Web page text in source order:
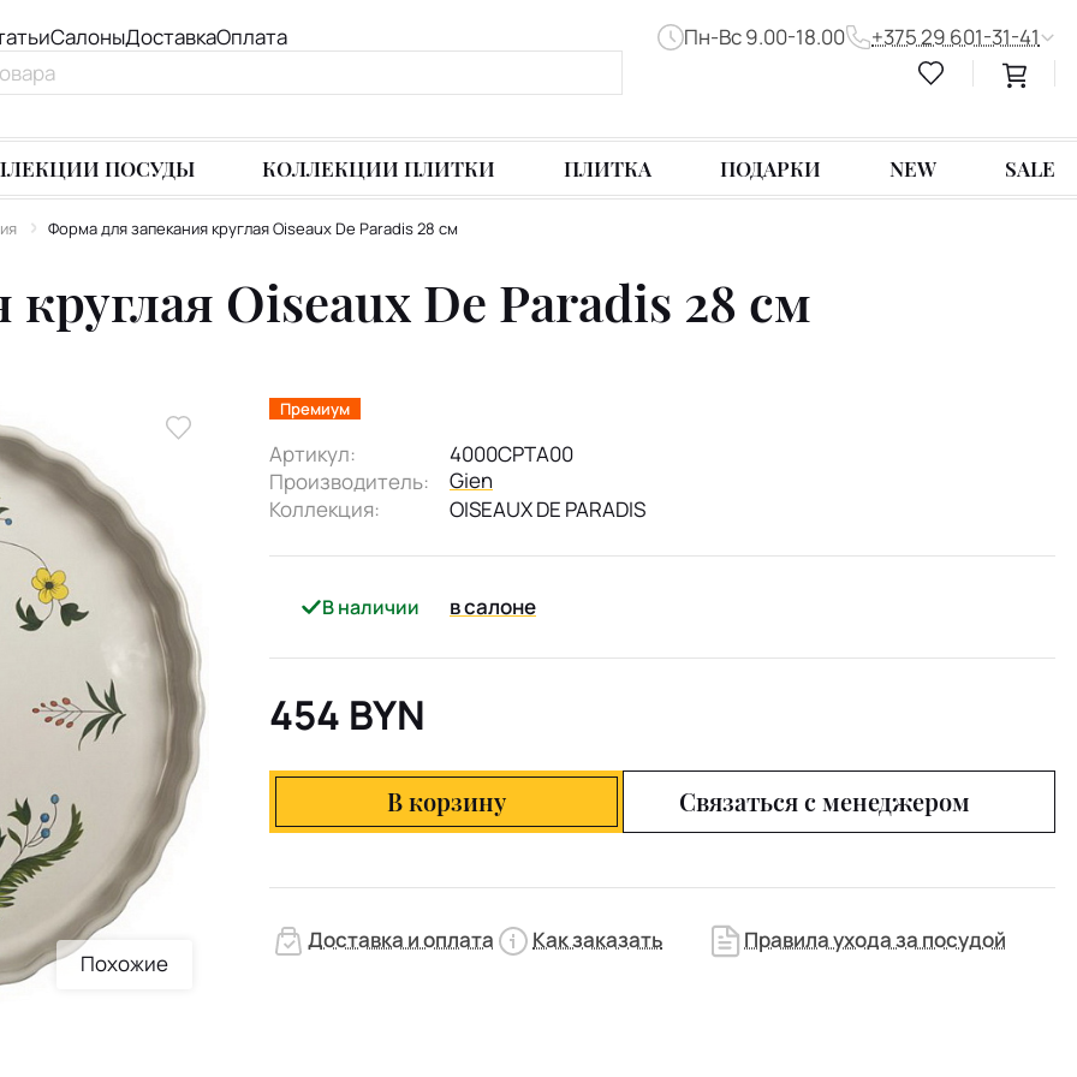
СалоныДоставкаОплата Пн-Вс 9.00-18.00 +375 29 601-31-41
ПОСУДЫ КОЛЛЕКЦИИ ПЛИТКИ ПЛИТКА ПОДАРКИ NEW SALE
Форма для запекания круглая Oiseaux De Paradis 28 см
Oiseaux De Paradis 28 см
Похожие
Премиум
Артикул:
4000CPTA00
Производитель:
Gien
Коллекция:
OISEAUX DE PARADIS
В наличии в салоне
454 BYN
В корзину Связаться с менеджером
Доставка и оплата Как заказать Правила ухода за посудой